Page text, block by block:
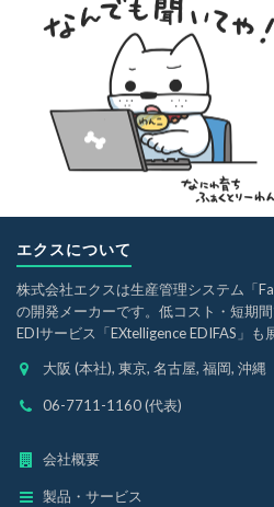
エクスについて
株式会社エクスは生産管理システム「
の開発メーカーです。低コスト・短期
EDIサービス「EXtelligence EDIFAS」も
大阪 (本社), 東京, 名古屋, 福岡, 沖縄
06-7711-1160 (代表)
会社概要
製品・サービス